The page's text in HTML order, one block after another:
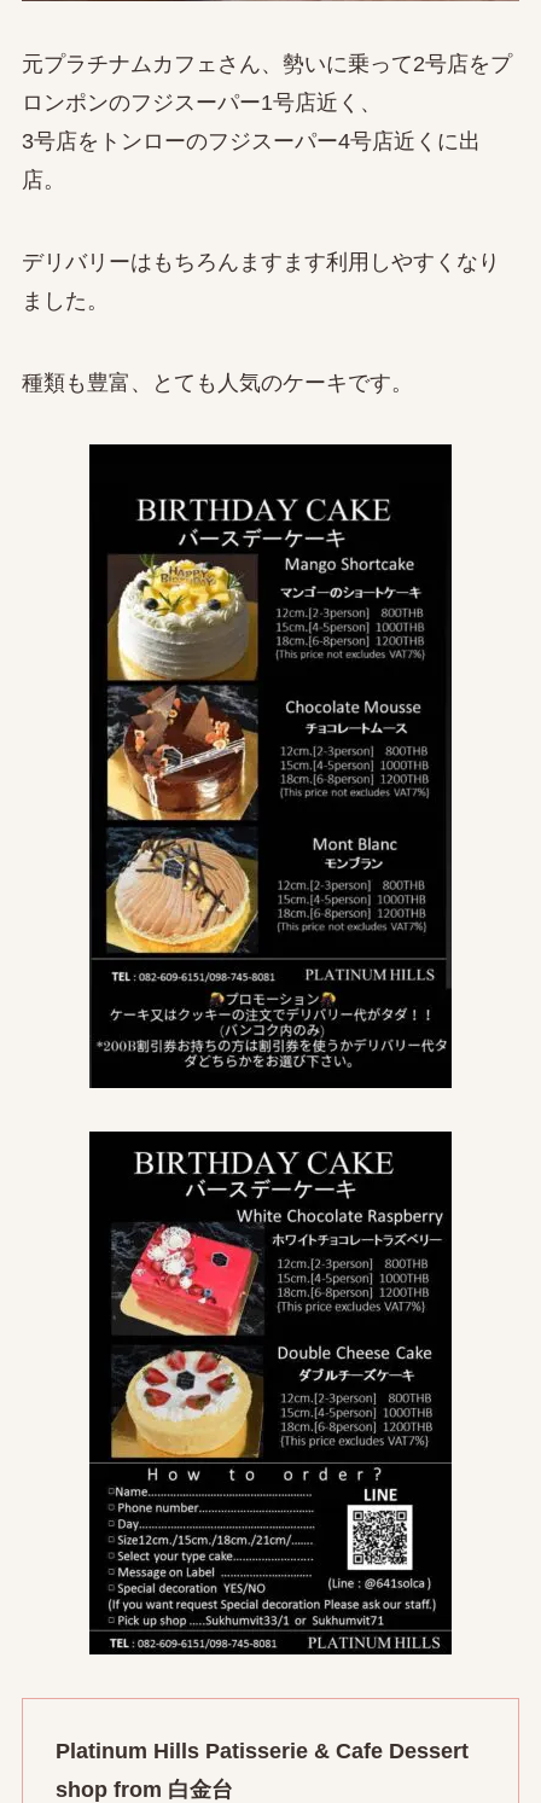
元プラチナムカフェさん、勢いに乗って2号店をプ
ロンポンのフジスーパー1号店近く、
3号店をトンローのフジスーパー4号店近くに出
店。
デリバリーはもちろんますます利用しやすくなり
ました。
種類も豊富、とても人気のケーキです。
Platinum Hills Patisserie & Cafe Dessert
shop from 白金台